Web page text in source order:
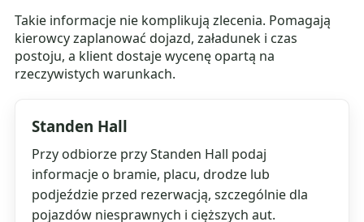
Takie informacje nie komplikują zlecenia. Pomagają
kierowcy zaplanować dojazd, załadunek i czas
postoju, a klient dostaje wycenę opartą na
rzeczywistych warunkach.
Standen Hall
Przy odbiorze przy Standen Hall podaj
informacje o bramie, placu, drodze lub
podjeździe przed rezerwacją, szczególnie dla
pojazdów niesprawnych i cięższych aut.